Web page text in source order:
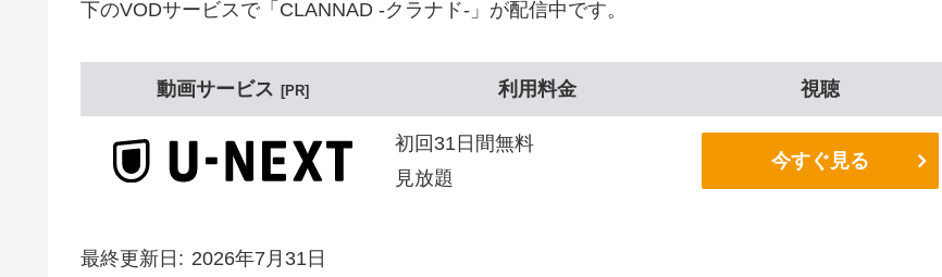
下のVODサービスで「CLANNAD -クラナド-」が配信中です。
動画サービス PR 利用料金 視聴
初回31日間無料
見放題
今すぐ見る
最終更新日 2026年7月31日